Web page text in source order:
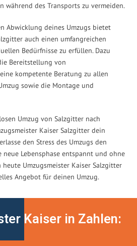
während des Transports zu vermeiden.
Abwicklung deines Umzugs bietet
auch einen umfangreichen
Bedürfnisse zu erfüllen. Dazu
Bereitstellung von
kompetente Beratung zu allen
sowie die Montage und
Umzug von Salzgitter nach
Kaiser Salzgitter dein
den Stress des Umzugs den
Lebensphase entspannt und ohne
Umzugsmeister Kaiser Salzgitter
Angebot für deinen Umzug.
Kaiser in Zahlen: